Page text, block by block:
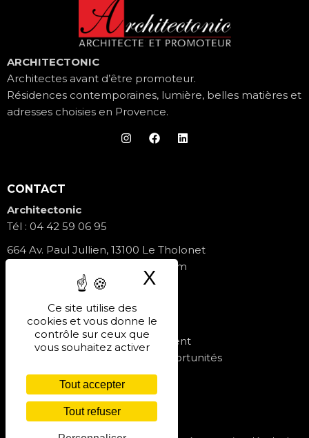
Ce site utilise des
cookies et vous donne le
contrôle sur ceux que
vous souhaitez activer
Tout accepter
Tout refuser
X Masquer le
ARCHITECTONIC
Architectes avant d’être promoteur.
Résidences contemporaines, lumière, belles matières et
adresses choisies en Provence.
CONTACT
Architectonic
Tél : 04 42 59 06 95
664 Av. Paul Jullien, 13100 Le Tholonet
contact@architectonicfrance.com
PROGRAMMES
Les Jardins de Gilly – Lancement
Villa Baccara – Dernières opportunités
Nos réalisations